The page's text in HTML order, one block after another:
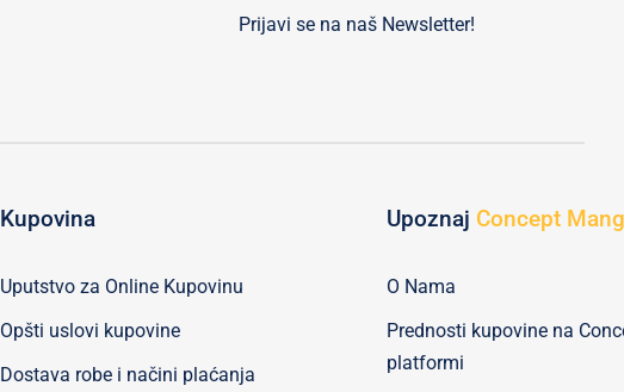
Prijavi se na naš Newsletter!
Kupovina
Uputstvo za Online Kupovinu
Opšti uslovi kupovine
Dostava robe i načini plaćanja
Upoznaj Concept
O Nama
Prednosti kupovine na
platformi